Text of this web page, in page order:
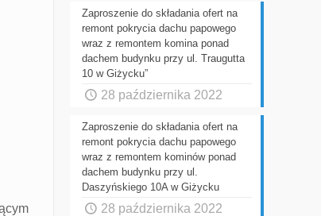
Zaproszenie do składania ofert na
remont pokrycia dachu papowego
wraz z remontem komina ponad
dachem budynku przy ul. Traugutta
10 w Giżycku”
28 października 2022
Zaproszenie do składania ofert na
remont pokrycia dachu papowego
wraz z remontem kominów ponad
dachem budynku przy ul.
Daszyńskiego 10A w Giżycku
28 października 2022